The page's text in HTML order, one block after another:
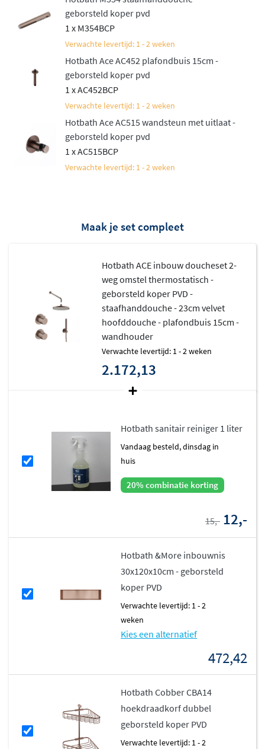
geborsteld koper pvd
1 x M354BCP
Verwachte levertijd: 1 - 2 weken
Hotbath Ace AC452 plafondbuis 15cm -
geborsteld koper pvd
1 x AC452BCP
Verwachte levertijd: 1 - 2 weken
Hotbath Ace AC515 wandsteun met uitlaat -
geborsteld koper pvd
1 x AC515BCP
Verwachte levertijd: 1 - 2 weken
Maak je set compleet
Hotbath ACE inbouw doucheset 2-
weg omstel thermostatisch -
geborsteld koper PVD -
staafhanddouche - 23cm velvet
hoofddouche - plafondbuis 15cm -
wandhouder
Verwachte levertijd: 1 - 2 weken
2.172,13
Hotbath sanitair reiniger 1 liter
vandaag besteld, dinsdag in
huis
20% combinatie korting
15,- 12,-
Hotbath &More inbouwnis
30x120x10cm - geborsteld
koper PVD
Verwachte levertijd: 1 - 2
weken
Kies een alternatief
472,42
Hotbath Cobber CBA14
hoekdraadkorf dubbel
geborsteld koper PVD
Verwachte levertijd: 1 - 2